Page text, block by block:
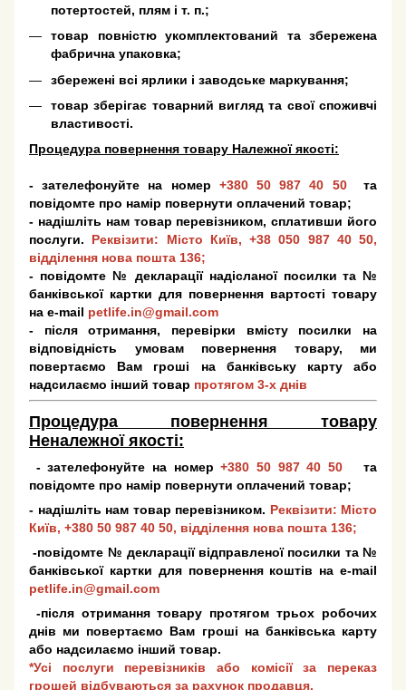
потертостей, плям і т. п.;
товар повністю укомплектований та збережена
фабрична упаковка;
збережені всі ярлики і заводське маркування;
товар зберігає товарний вигляд та свої споживчі
властивості.
Процедура повернення товару Належної якості:
- зателефонуйте на номер +380 50 987 40 50
та
повідомте про намір повернути оплачений товар;
- надішліть нам товар перевізником, сплативши його
послуги. Реквізити: Місто Київ, +38 050 987 40 50,
відділення нова пошта 136;
- повідомте № декларації надісланої посилки та №
банківської картки для повернення вартості товару
на e-mail petlife.in@gmail.com
- після отримання, перевірки вмісту посилки на
відповідність умовам повернення товару, ми
повертаємо Вам гроші на банківську карту або
надсилаємо інший товар протягом 3-х днів
Процедура повернення товару
Неналежної якості:
- зателефонуйте на номер +380 50 987 40 50
та
повідомте про намір повернути оплачений товар;
- надішліть нам товар перевізником. Реквізити: Місто
Київ, +380 50 987 40 50, відділення нова пошта 136;
-повідомте № декларації відправленої посилки та №
банківської картки для повернення коштів на e-mail
petlife.in@gmail.com
-після отримання товару протягом трьох робочих
днів ми повертаємо Вам гроші на банківська карту
або надсилаємо інший товар.
*Усі послуги перевізників або комісії за переказ
грошей відбуваються за рахунок продавця.